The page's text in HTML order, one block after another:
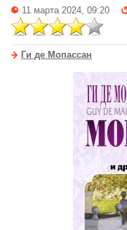
11 марта 2024, 09:20
Ги де Мопассан